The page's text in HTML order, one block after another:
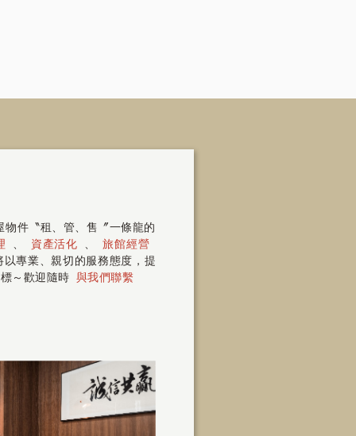
件〝租、管、售〞一條龍的
、 資產活化 、
旅館經營
專業、親切的服務態度，提
～歡迎隨時 與我們聯繫